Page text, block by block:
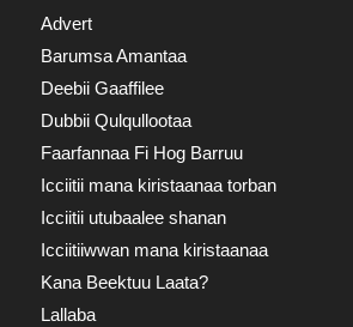
Advert
Barumsa Amantaa
Deebii Gaaffilee
Dubbii Qulqullootaa
Faarfannaa Fi Hog Barruu
Icciitii mana kiristaanaa torban
Icciitii utubaalee shanan
Icciitiiwwan mana kiristaanaa
Kana Beektuu Laata?
Lallaba